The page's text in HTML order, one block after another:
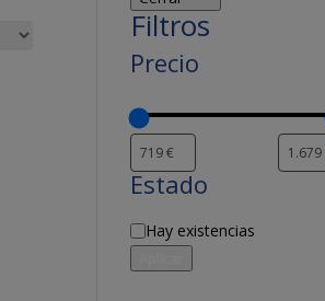
Filtros
Precio
Estado
Disponibilidad
Hay existencias